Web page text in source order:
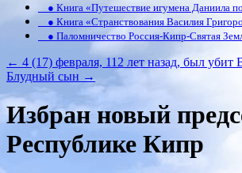
● Книга «Путешествие игумена Даниила
● Книга «Странствования Василия
● Паломничество Россия-Кипр-Святая
← 4 (17) февраля, 112 лет назад, был
Блудный сын →
Избран новый
Республике Кипр